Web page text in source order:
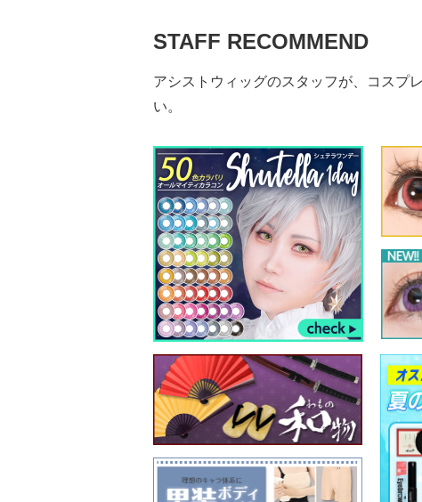
STAFF RECOMMEND
アシストウィッグのスタッフが、コスプ
い。